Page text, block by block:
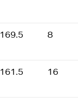
169.5 8
161.5 16